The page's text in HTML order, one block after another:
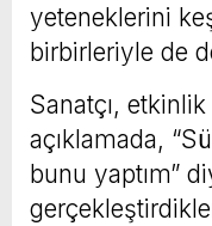
yeteneklerini
birbirleriyle de
Sanatçı, etkinlik
açıklamada,
bunu yaptım”